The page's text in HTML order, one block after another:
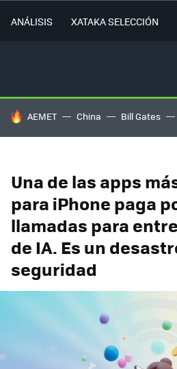
ANÁLISIS XATAKA SELECCIÓN
HOY SE HABLA DE
AEMET China Bill Gates
Una de las apps
para iPhone paga
llamadas para
de IA. Es un
seguridad